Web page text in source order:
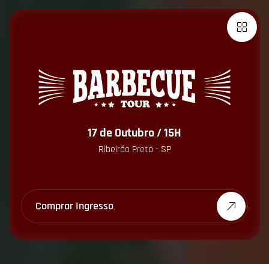
17 de Outubro / 15H
Ribeirão Preto - SP
Comprar Ingresso